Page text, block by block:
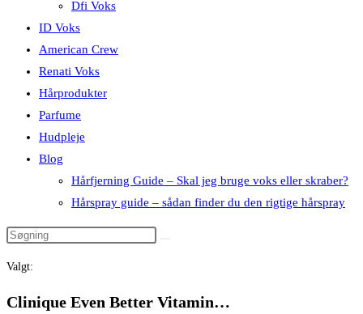
Dfi Voks
ID Voks
American Crew
Renati Voks
Hårprodukter
Parfume
Hudpleje
Blog
Hårfjerning Guide – Skal jeg bruge voks eller skraber?
Hårspray guide – sådan finder du den rigtige hårspray
Valgt:
Clinique Even Better Vitamin…